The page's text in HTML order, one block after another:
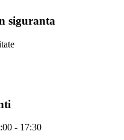
siguranta
- 17:30